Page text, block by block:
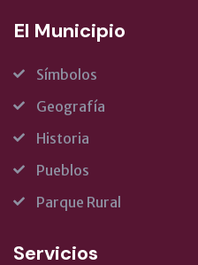
El Municipio
Símbolos
Geografía
Historia
Pueblos
Parque Rural
Servicios